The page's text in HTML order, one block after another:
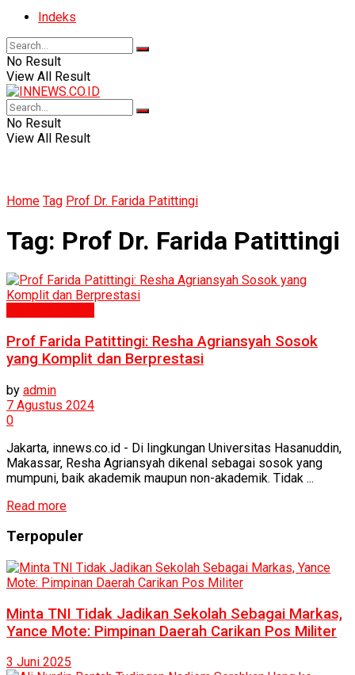
Indeks
No Result
View All Result
No Result
View All Result
Home Tag Prof Dr. Farida Patittingi
Tag: Prof Dr. Farida Patittingi
Prof Farida Patittingi: Resha Agriansyah Sosok
yang Komplit dan Berprestasi
by admin
7 Agustus 2024
0
Jakarta, innews.co.id - Di lingkungan Universitas Hasanuddin,
Makassar, Resha Agriansyah dikenal sebagai sosok yang
mumpuni, baik akademik maupun non-akademik. Tidak ...
Read more
Terpopuler
Minta TNI Tidak Jadikan Sekolah Sebagai Markas,
Yance Mote: Pimpinan Daerah Carikan Pos Militer
3 Juni 2025